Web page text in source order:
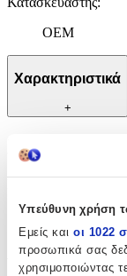
Υπεύθυνη χρήση
Εμείς και οι 1022
προσωπικά σας
χρησιμοποιώντας
OEM
Χαρακτηριστικά
+
OEM
Αξιολογήσεις